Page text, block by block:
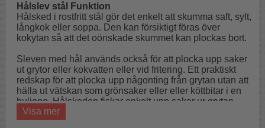
Hålslev stål Funktion
Hålsked i rostfritt stål gör det enkelt att skumma saft, sylt,
långkok eller soppa. Den kan försiktigt föras över
kokytan så att det oönskade skummet kan plockas bort.
Sleven med hål används också för att plocka upp saker
ut grytor eller kokvatten eller vid fritering. Ett praktiskt
redskap för att plocka upp någonting från grytan utan att
hälla ut vätskan som grönsaker eller eller köttbitar i en
buljong. Hålskeden fiskar enkelt upp saker ur grytan,
kastrullen eller pannan utan att någon vätska kommer
med.
Visa mer